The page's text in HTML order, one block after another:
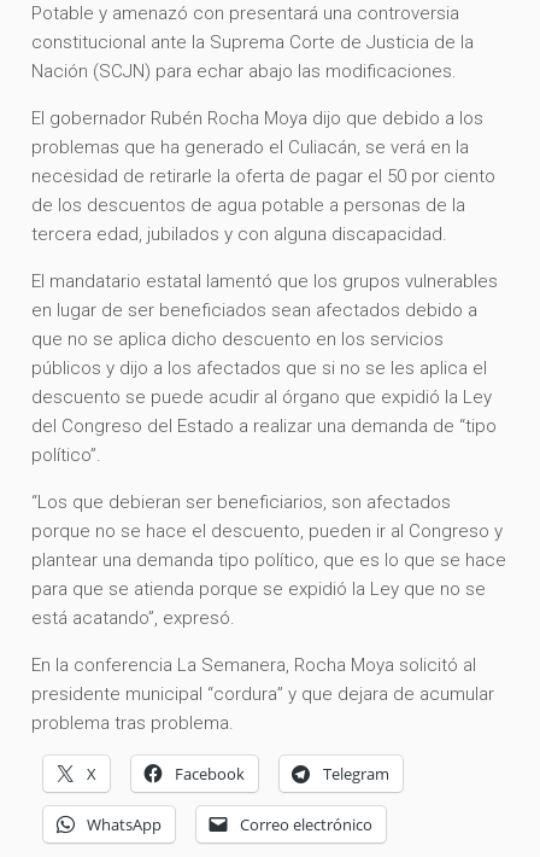
Potable y amenazó con presentará una controversia
constitucional ante la Suprema Corte de Justicia de la
Nación (SCJN) para echar abajo las modificaciones.
El gobernador Rubén Rocha Moya dijo que debido a los
problemas que ha generado el Culiacán, se verá en la
necesidad de retirarle la oferta de pagar el 50 por ciento
de los descuentos de agua potable a personas de la
tercera edad, jubilados y con alguna discapacidad.
El mandatario estatal lamentó que los grupos vulnerables
en lugar de ser beneficiados sean afectados debido a
que no se aplica dicho descuento en los servicios
públicos y dijo a los afectados que si no se les aplica el
descuento se puede acudir al órgano que expidió la Ley
del Congreso del Estado a realizar una demanda de “tipo
político”.
“Los que debieran ser beneficiarios, son afectados
porque no se hace el descuento, pueden ir al Congreso y
plantear una demanda tipo político, que es lo que se hace
para que se atienda porque se expidió la Ley que no se
está acatando”, expresó.
En la conferencia La Semanera, Rocha Moya solicitó al
presidente municipal “cordura” y que dejara de acumular
problema tras problema.
X Facebook Telegram
WhatsApp Correo electrónico